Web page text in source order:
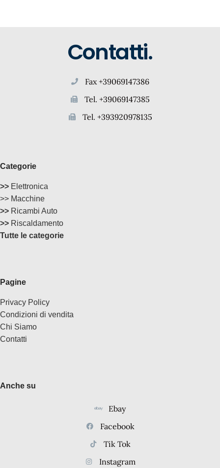
Contatti.
Fax +39069147386
Tel. +39069147385
Tel. +393920978135
Categorie
>> Elettronica
>> Macchine
>> Ricambi Auto
>> Riscaldamento
Tutte le categorie
Pagine
Privacy Policy
Condizioni di vendita
Chi Siamo
Contatti
Anche su
Ebay
Facebook
Tik Tok
Instagram